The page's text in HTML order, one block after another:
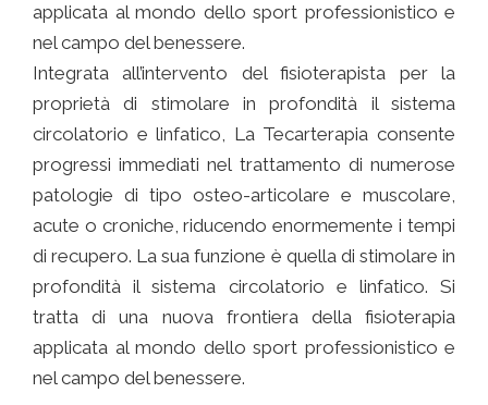
applicata al mondo dello sport professionistico e
nel campo del benessere.
Integrata all’intervento del fisioterapista per la
proprietà di stimolare in profondità il sistema
circolatorio e linfatico, La Tecarterapia consente
progressi immediati nel trattamento di numerose
patologie di tipo osteo-articolare e muscolare,
acute o croniche, riducendo enormemente i tempi
di recupero. La sua funzione è quella di stimolare in
profondità il sistema circolatorio e linfatico. Si
tratta di una nuova frontiera della fisioterapia
applicata al mondo dello sport professionistico e
nel campo del benessere.